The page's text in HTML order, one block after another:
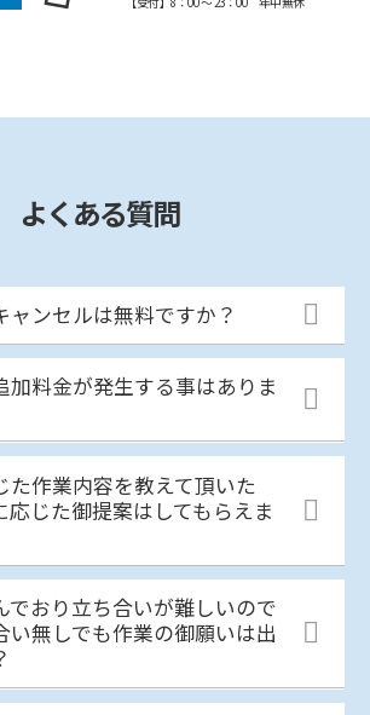
よくある質問
ャンセルは無料ですか？
加料金が発生する事はありま
た作業内容を教えて頂いた
応じた御提案はしてもらえま
でおり立ち合いが難しいので
い無しでも作業の御願いは出